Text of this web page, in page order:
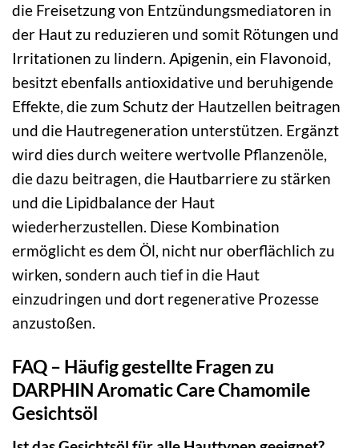
die Freisetzung von Entzündungsmediatoren in
der Haut zu reduzieren und somit Rötungen und
Irritationen zu lindern. Apigenin, ein Flavonoid,
besitzt ebenfalls antioxidative und beruhigende
Effekte, die zum Schutz der Hautzellen beitragen
und die Hautregeneration unterstützen. Ergänzt
wird dies durch weitere wertvolle Pflanzenöle,
die dazu beitragen, die Hautbarriere zu stärken
und die Lipidbalance der Haut
wiederherzustellen. Diese Kombination
ermöglicht es dem Öl, nicht nur oberflächlich zu
wirken, sondern auch tief in die Haut
einzudringen und dort regenerative Prozesse
anzustoßen.
FAQ – Häufig gestellte Fragen zu
DARPHIN Aromatic Care Chamomile
Gesichtsöl